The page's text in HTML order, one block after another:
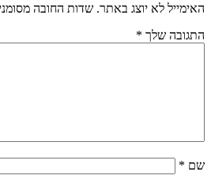
האימייל לא יוצג באתר. שדות החובה
התגובה שלך *
שם *